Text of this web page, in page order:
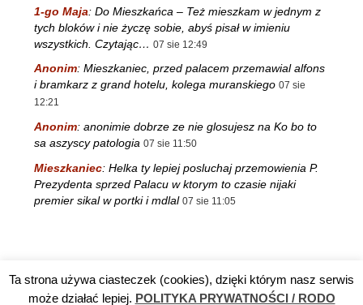
1-go Maja: Do Mieszkańca – Też mieszkam w jednym z
tych bloków i nie życzę sobie, abyś pisał w imieniu
wszystkich. Czytając… 07 sie 12:49
Anonim: Mieszkaniec, przed palacem przemawial alfons
i bramkarz z grand hotelu, kolega muranskiego 07 sie
12:21
Anonim: anonimie dobrze ze nie glosujesz na Ko bo to
sa aszyscy patologia 07 sie 11:50
Mieszkaniec: Helka ty lepiej posluchaj przemowienia P.
Prezydenta sprzed Palacu w ktorym to czasie nijaki
premier sikal w portki i mdlal 07 sie 11:05
Reklama TV DĘBA Polityka prywatności / RODO Kontakt
Ta strona używa ciasteczek (cookies), dzięki którym nasz serwis
może działać lepiej. POLITYKA PRYWATNOŚCI / RODO